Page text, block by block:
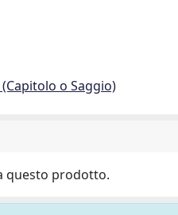
o Saggio)
questo prodotto.